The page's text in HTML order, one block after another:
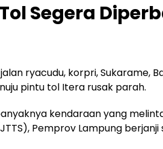
Segera
ryacudu, korpri, Sukarame,
pintu tol Itera rusak parah.
kendaraan yang
Pemprov Lampung